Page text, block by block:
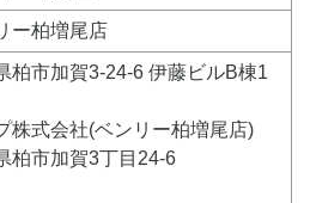
ー柏増尾店
柏市加賀3-24-6 伊藤ビルB棟1
株式会社(ベンリー柏増尾店)
柏市加賀3丁目24-6